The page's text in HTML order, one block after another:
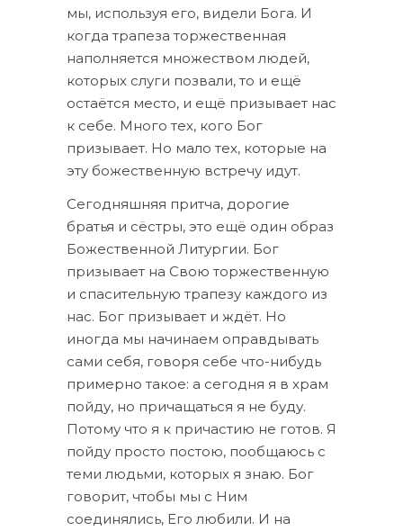
мы, используя его, видели Бога. И
когда трапеза торжественная
наполняется множеством людей,
которых слуги позвали, то и ещё
остаётся место, и ещё призывает нас
к себе. Много тех, кого Бог
призывает. Но мало тех, которые на
эту божественную встречу идут.
Сегодняшняя притча, дорогие
братья и сёстры, это ещё один образ
Божественной Литургии. Бог
призывает на Свою торжественную
и спасительную трапезу каждого из
нас. Бог призывает и ждёт. Но
иногда мы начинаем оправдывать
сами себя, говоря себе что-нибудь
примерно такое: а сегодня я в храм
пойду, но причащаться я не буду.
Потому что я к причастию не готов. Я
пойду просто постою, пообщаюсь с
теми людьми, которых я знаю. Бог
говорит, чтобы мы с Ним
соединялись, Его любили. И на